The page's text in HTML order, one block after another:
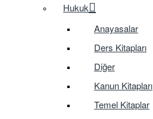
Hukuk
Anayasalar
Ders Kitapları
Diğer
Kanun Kitapları
Temel Kitaplar